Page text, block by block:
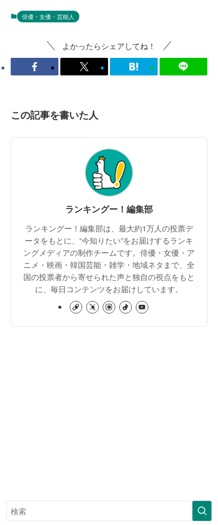
俳優・女優・芸能人
よかったらシェアしてね！
この記事を書いた人
ランキングー！編集部
ランキングー！編集部は、最大約1万人の投票デ
ータをもとに、“今知りたい”をお届けするランキ
ングメディアの制作チームです。俳優・女優・ア
ニメ・映画・韓国芸能・雑学・地域ネタまで、全
国の投票者から寄せられた声と独自の視点をもと
に、毎日コンテンツをお届けしています。